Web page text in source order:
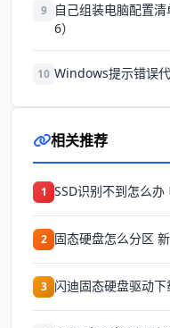
9
自己组装电脑配置
6）
10 Windows提示错误
相关推荐
1 SSD识别不到怎么
2 固态硬盘怎么分区
3 闪迪固态硬盘驱动